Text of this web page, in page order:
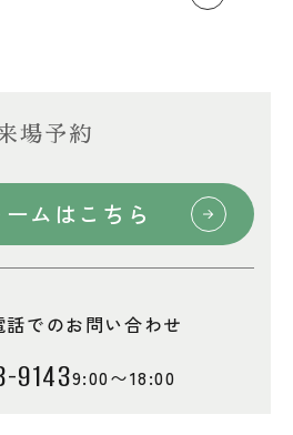
場予約
ムはこちら
話でのお問い合わせ
91439:00〜18:00